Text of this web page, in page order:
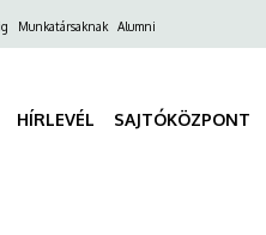
Munkatársaknak Alumni
HÍRLEVÉL SAJTÓKÖZPONT